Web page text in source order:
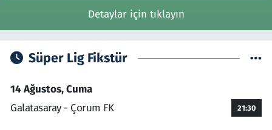
Detaylar için tıklayın
Süper Lig Fikstür
14 Ağustos, Cuma
Galatasaray - Çorum FK
21:30